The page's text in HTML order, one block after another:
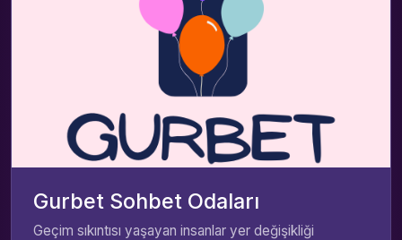
Gurbet Sohbet Odaları
Geçim sıkıntısı yaşayan insanlar yer değişikliği